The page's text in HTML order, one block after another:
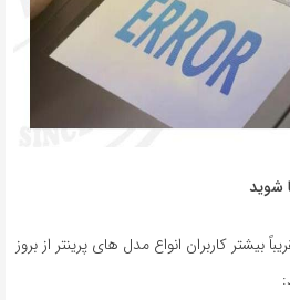
شوید
بیشتر کاربران انواع مدل های پرینتر از بروز